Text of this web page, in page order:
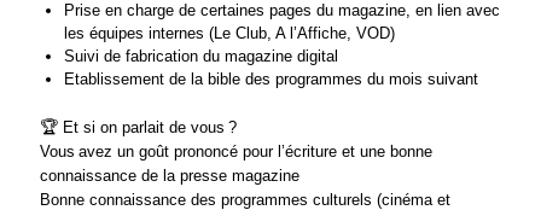
Prise en charge de certaines pages du magazine, en lien avec
les équipes internes (Le Club, A l’Affiche, VOD)
Suivi de fabrication du magazine digital
Etablissement de la bible des programmes du mois suivant
🏆 Et si on parlait de vous ?
Vous avez un goût prononcé pour l’écriture et une bonne
connaissance de la presse magazine
Bonne connaissance des programmes culturels (cinéma et